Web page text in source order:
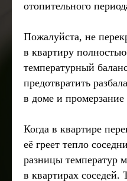
отопительного
Пожалуйста, не
в квартиру
температурный
предотвратить
в доме и промерзание
Когда в квартире
её греет тепло
разницы температур
в квартирах соседей.